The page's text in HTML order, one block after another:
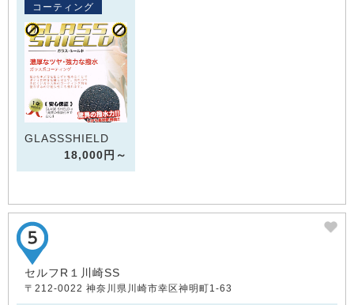
コーティング
GLASSSHIELD
18,000円～
セルフR１川崎SS
〒212-0022 神奈川県川崎市幸区神明町1-63